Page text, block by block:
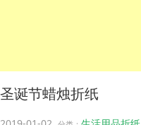
圣诞节蜡烛折纸